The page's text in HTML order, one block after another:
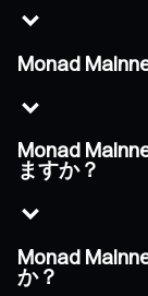
Monad
Monad
ますか？
Monad
か？